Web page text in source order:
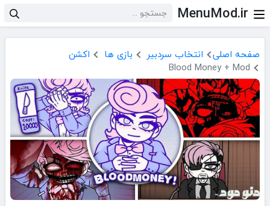
MenuMod.ir
صفحه اصلی انتخاب سردبیر بازی ها
اکشن
Blood Money + Mod